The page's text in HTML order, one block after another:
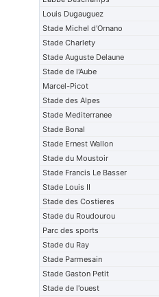
Louis Dugauguez
Stade Michel d'Ornano
Stade Charlety
Stade Auguste Delaune
Stade de l'Aube
Marcel-Picot
Stade des Alpes
Stade Mediterranee
Stade Bonal
Stade Ernest Wallon
Stade du Moustoir
Stade Francis Le Basser
Stade Louis II
Stade des Costieres
Stade du Roudourou
Parc des sports
Stade du Ray
Stade Parmesain
Stade Gaston Petit
Stade de l'ouest